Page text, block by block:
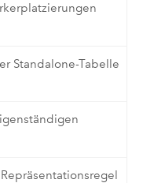
Standalone-Tabelle